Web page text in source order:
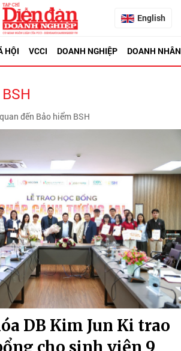
English
HỘI VCCI DOANH NGHIỆP DOANH NHÂN
đến Bảo hiểm BSH
DB Kim Jun Ki trao
cho sinh viên 9